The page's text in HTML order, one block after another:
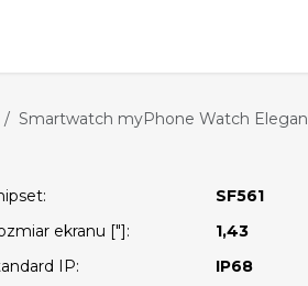
Smartwatch myPhone Watch
:
SF561
ekranu ["]:
1,43
IP:
IP68